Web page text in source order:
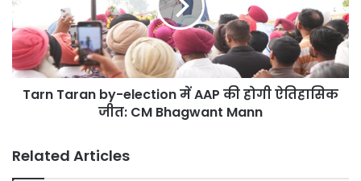
में
AAP
की
होगी
ऐतिहासिक
जीत:Tarn Taran by-election में AAP की होगी ऐतिहासिक
जीत: CM Bhagwant Mann
Related Articles